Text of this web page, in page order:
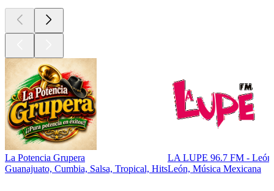
La Potencia Grupera
Guanajuato, Cumbia, Salsa, Tropical, Hits
LA LUPE 96.7 FM - León
León, Música Mexicana